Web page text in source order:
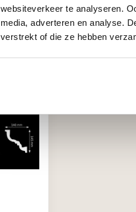
websiteverkeer te analyseren.
media, adverteren en analyse.
verstrekt of die ze hebben